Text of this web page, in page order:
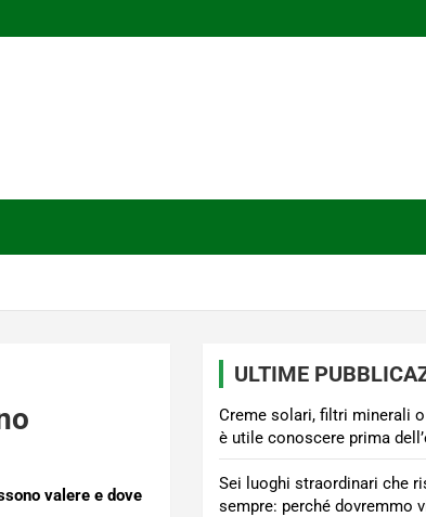
valere e dove
ULTIME
Creme solari, filtri minerali
è utile conoscere prima
Sei luoghi straordinari che
sempre: perché dovremmo